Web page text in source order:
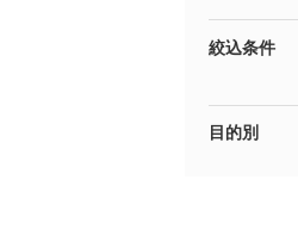
絞込条件
目的別